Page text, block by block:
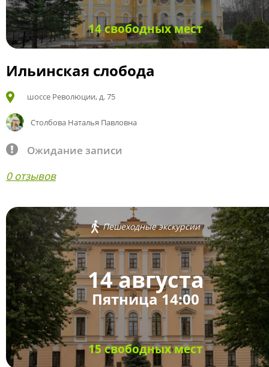
14 свободных мест
Ильинская слобода
шоссе Революции, д. 75
Столбова Наталья Павловна
Ожидание записи
0 отзывов
Пешеходные экскурсии
14 августа
Пятница 14:00
15 свободных мест